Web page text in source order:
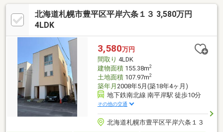
駅至近の立地で、広々とした居住空間を確保した戸建物件です。
◆駅徒歩2分の利便性に優れた立地：最寄り駅から徒歩2分。周辺
にはスーパーなどの施設が充実し、日々の生活に困りません。通
北海道札幌市豊平区平岸六条１３ 3,580万円
4LDK
3,580万円
間取り 4LDK
建物面積155.38m2
土地面積107.97m2
築年月 2008年5月(築18年4ヶ月)
地下鉄南北線 南平岸駅 徒歩10分
その他の交通
北海道札幌市豊平区平岸六条１３